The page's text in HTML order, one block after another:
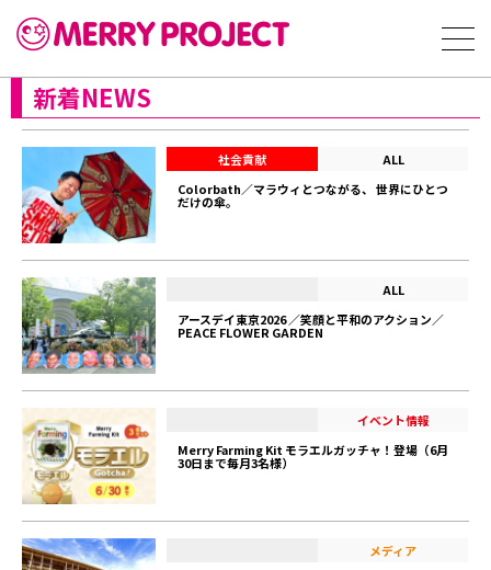
新着NEWS
社会貢献
ALL
Colorbath／マラウィとつながる、 世界にひとつ
だけの傘。
ALL
アースデイ東京2026 ／笑顔と平和のアクション／
PEACE FLOWER GARDEN
イベント情報
Merry Farming Kit モラエルガッチャ！登場（6月
30日まで毎月3名様）
メディア